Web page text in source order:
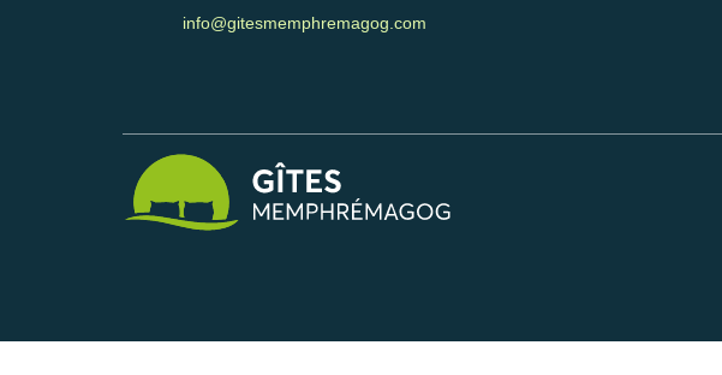
info@gitesmemphremagog.com